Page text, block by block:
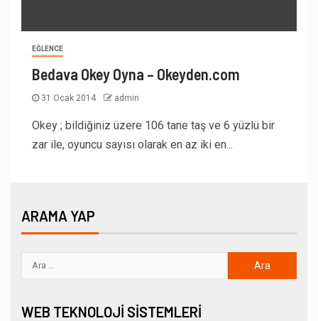
EĞLENCE
Bedava Okey Oyna – Okeyden.com
31 Ocak 2014 admin
Okey ; bildiğiniz üzere 106 tane taş ve 6 yüzlü bir
zar ile, oyuncu sayısı olarak en az iki en...
ARAMA YAP
WEB TEKNOLOJI SISTEMLERI